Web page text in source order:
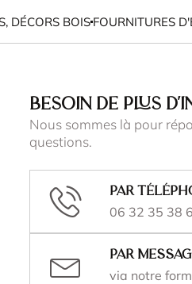
DÉCORS BOISFOURNITURES
BESOIN DE PLUS
Nous sommes là pour
questions.
Par
06 32 35 38
Par
via notre